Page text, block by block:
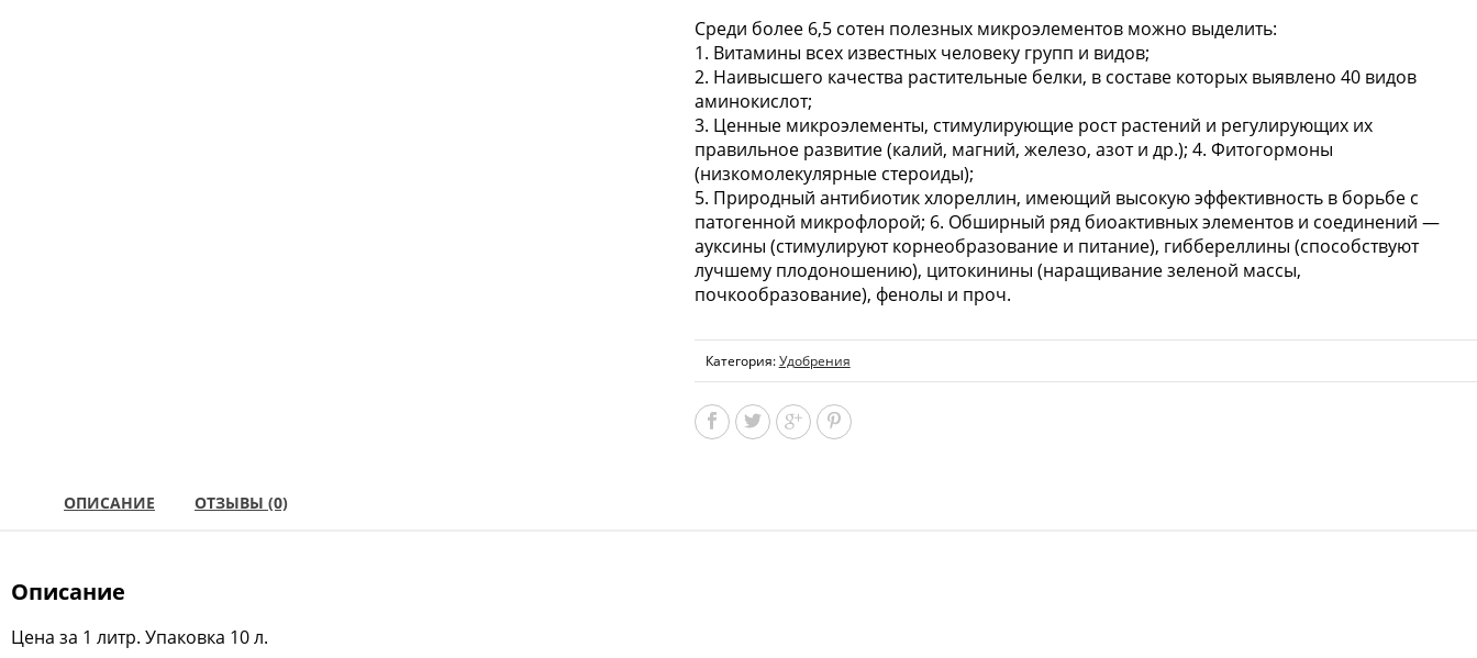
Среди более 6,5 сотен полезных микроэлементов можно выделить:
1. Витамины всех известных человеку групп и видов;
2. Наивысшего качества растительные белки, в составе которых выявлено 40 видов
аминокислот;
3. Ценные микроэлементы, стимулирующие рост растений и регулирующих их
правильное развитие (калий, магний, железо, азот и др.); 4. Фитогормоны
(низкомолекулярные стероиды);
5. Природный антибиотик хлореллин, имеющий высокую эффективность в борьбе с
патогенной микрофлорой; 6. Обширный ряд биоактивных элементов и соединений —
ауксины (стимулируют корнеобразование и питание), гиббереллины (способствуют
лучшему плодоношению), цитокинины (наращивание зеленой массы,
почкообразование), фенолы и проч.
Категория:Удобрения
ОПИСАНИЕ ОТЗЫВЫ (0)
Описание
Цена за 1 литр. Упаковка 10 л.